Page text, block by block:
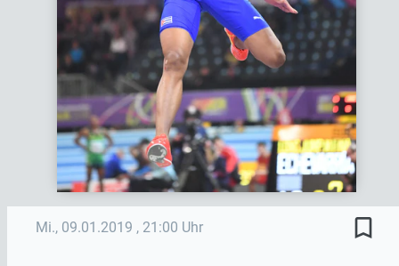
Mi., 09.01.2019 , 21:00 Uhr bookmark_border